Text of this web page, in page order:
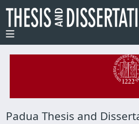
Padua Thesis and